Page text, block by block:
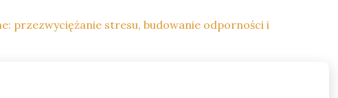
przezwyciężanie stresu, budowanie odporności i